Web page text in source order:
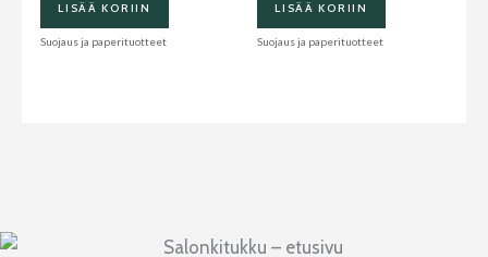
LISÄÄ KORIIN
Suojaus ja paperituotteet
LISÄÄ KORIIN
Suojaus ja paperituotteet